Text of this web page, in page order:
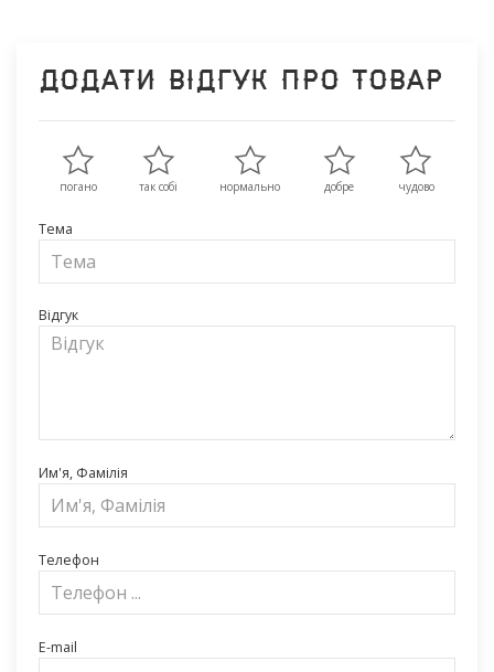
Додати відгук про товар
погано так собі нормально добре чудово
Тема
Відгук
Им'я, Фамілія
Телефон
E-mail